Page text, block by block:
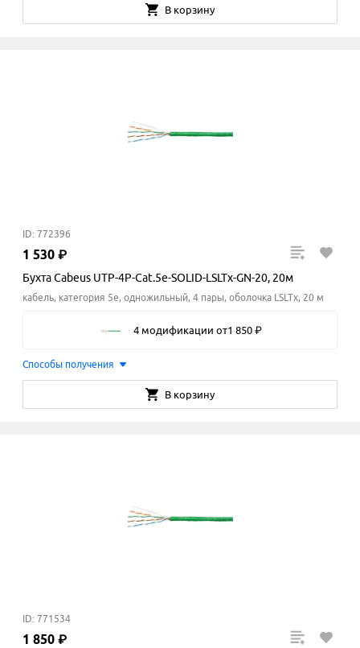
В корзину
ID: 772396
1 530 ₽
Бухта Cabeus UTP-4P-Cat.5e-SOLID-LSLTx-GN-20, 20м
кабель, категория 5e, одножильный, 4 пары, оболочка LSLTx, 20 м
4 модификации от1 850 ₽
Способы получения
В корзину
ID: 771534
1 850 ₽